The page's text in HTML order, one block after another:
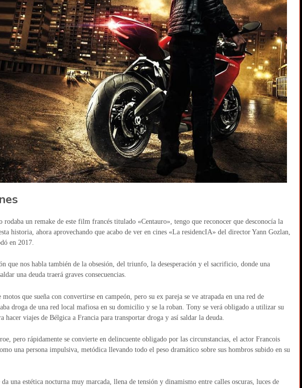
rodaba un remake de este film francés titulado «Centauro», tengo que reconocer que desconocía la
historia, ahora aprovechando que acabo de ver en cines «La residencIA» del director Yann Gozlan,
en 2017.
que nos habla también de la obsesión, del triunfo, la desesperación y el sacrificio, donde una
una deuda traerá graves consecuencias.
que sueña con convertirse en campeón, pero su ex pareja se ve atrapada en una red de
droga de una red local mafiosa en su domicilio y se la roban. Tony se verá obligado a utilizar su
hacer viajes de Bélgica a Francia para transportar droga y así saldar la deuda.
pero rápidamente se convierte en delincuente obligado por las circunstancias, el actor Francois
una persona impulsiva, metódica llevando todo el peso dramático sobre sus hombros subido en su
una estética nocturna muy marcada, llena de tensión y dinamismo entre calles oscuras, luces de